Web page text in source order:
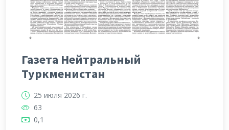
Газета Нейтральный
Туркменистан
25 июля 2026 г.
63
0,1